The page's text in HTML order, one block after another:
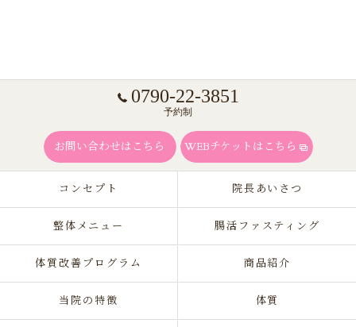
0790-22-3851
予約制
お問い合わせはこちら WEBチケットはこちら
コンセプト 院長あいさつ
整体メニュー 腸活ファスティング
体質改善プログラム 商品紹介
当院の特徴 体質